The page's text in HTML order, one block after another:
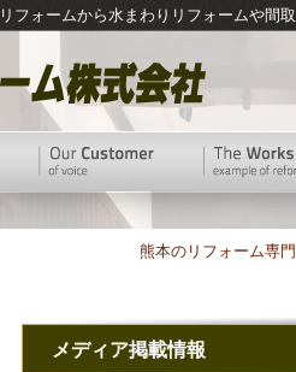
フォームから水まわりリフォームや間
熊本のリフォーム専
メディア掲載情報